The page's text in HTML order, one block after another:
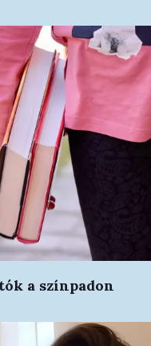
a színpadon